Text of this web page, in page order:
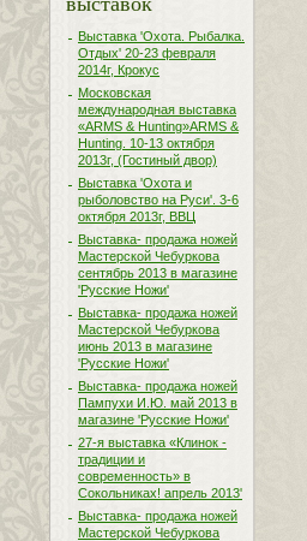
Выставка 'Охота. Рыбалка.
Отдых' 20-23 февраля
2014г, Крокус
Московская
международная выставка
«ARMS & Hunting»ARMS &
Hunting. 10-13 октября
2013г, (Гостиный двор)
Выставка 'Охота и
рыболовство на Руси'. 3-6
октября 2013г, ВВЦ
Выставка- продажа ножей
Мастерской Чебуркова
сентябрь 2013 в магазине
'Русские Ножи'
Выставка- продажа ножей
Мастерской Чебуркова
июнь 2013 в магазине
'Русские Ножи'
Выставка- продажа ножей
Пампухи И.Ю. май 2013 в
магазине 'Русские Ножи'
27-я выставка «Клинок -
традиции и
современность» в
Сокольниках! апрель 2013'
Выставка- продажа ножей
Мастерской Чебуркова